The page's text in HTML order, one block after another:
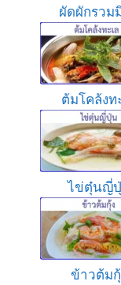
ผัดผักรวม
ต้มโคล้งท
ไข่ตุ๋นญี่
ข้าวต้ม